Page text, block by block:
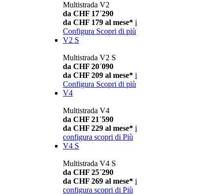
Multistrada V2
da CHF 17´290
da CHF 179 al mese* i
Configura Scopri di più
V2 S
Multistrada V2 S
da CHF 20´090
da CHF 209 al mese* i
Configura Scopri di più
V4
Multistrada V4
da CHF 21´590
da CHF 229 al mese* i
configura scopri di Più
V4 S
Multistrada V4 S
da CHF 25´290
da CHF 269 al mese* i
configura scopri di Più